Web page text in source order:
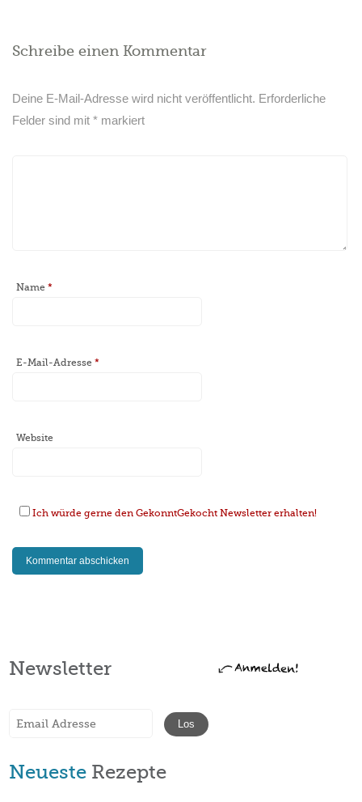
Schreibe einen Kommentar
Deine E-Mail-Adresse wird nicht veröffentlicht. Erforderliche
Felder sind mit* markiert
Name*
E-Mail-Adresse*
Website
Ich würde gerne den GekonntGekocht Newsletter erhalten!
Newsletter
Neueste Rezepte